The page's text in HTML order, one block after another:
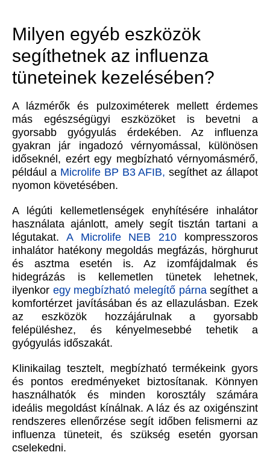
Milyen egyéb eszközök
segíthetnek az influenza
tüneteinek kezelésében?
A lázmérők és pulzoximéterek mellett érdemes
más egészségügyi eszközöket is bevetni a
gyorsabb gyógyulás érdekében. Az influenza
gyakran jár ingadozó vérnyomással, különösen
időseknél, ezért egy megbízható vérnyomásmérő,
például a Microlife BP B3 AFIB, segíthet az állapot
nyomon követésében.
A légúti kellemetlenségek enyhítésére inhalátor
használata ajánlott, amely segít tisztán tartani a
légutakat. A Microlife NEB 210 kompresszoros
inhalátor hatékony megoldás megfázás, hörghurut
és asztma esetén is. Az izomfájdalmak és
hidegrázás is kellemetlen tünetek lehetnek,
ilyenkor egy megbízható melegítő párnasegíthet a
komfortérzet javításában és az ellazulásban. Ezek
az eszközök hozzájárulnak a gyorsabb
felépüléshez, és kényelmesebbé tehetik a
gyógyulás időszakát.
Klinikailag tesztelt, megbízható termékeink gyors
és pontos eredményeket biztosítanak. Könnyen
használhatók és minden korosztály számára
ideális megoldást kínálnak. A láz és az oxigénszint
rendszeres ellenőrzése segít időben felismerni az
influenza tüneteit, és szükség esetén gyorsan
cselekedni.